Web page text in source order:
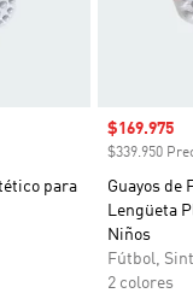
para
Precio de
$169.975
$339.950
Guayos de
Lengüeta
Niños
Fútbol,
2 colores